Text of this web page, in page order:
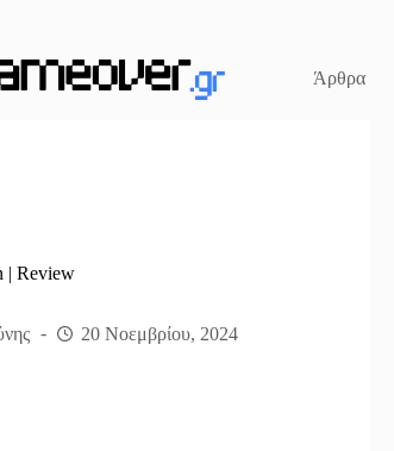
Άρθρα
| Review
20 Νοεμβρίου, 2024